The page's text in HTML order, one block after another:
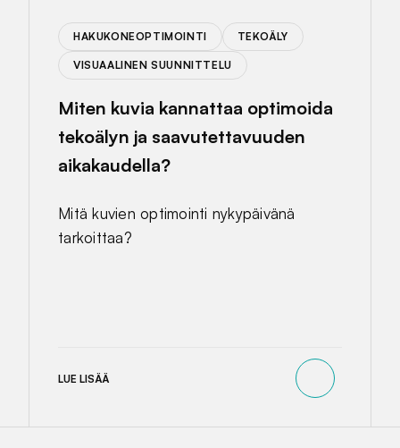
HAKUKONEOPTIMOINTI TEKOÄLY
VISUAALINEN SUUNNITTELU
Miten kuvia kannattaa optimoida
tekoälyn ja saavutettavuuden
aikakaudella?
Mitä kuvien optimointi nykypäivänä
tarkoittaa?
LUE LISÄÄ